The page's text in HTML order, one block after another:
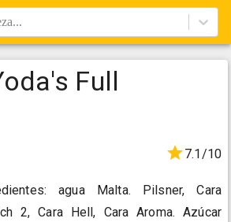
Full
7.1/10
agua Malta. Pilsner, Cara
2, Cara Hell, Cara Aroma. Azúcar